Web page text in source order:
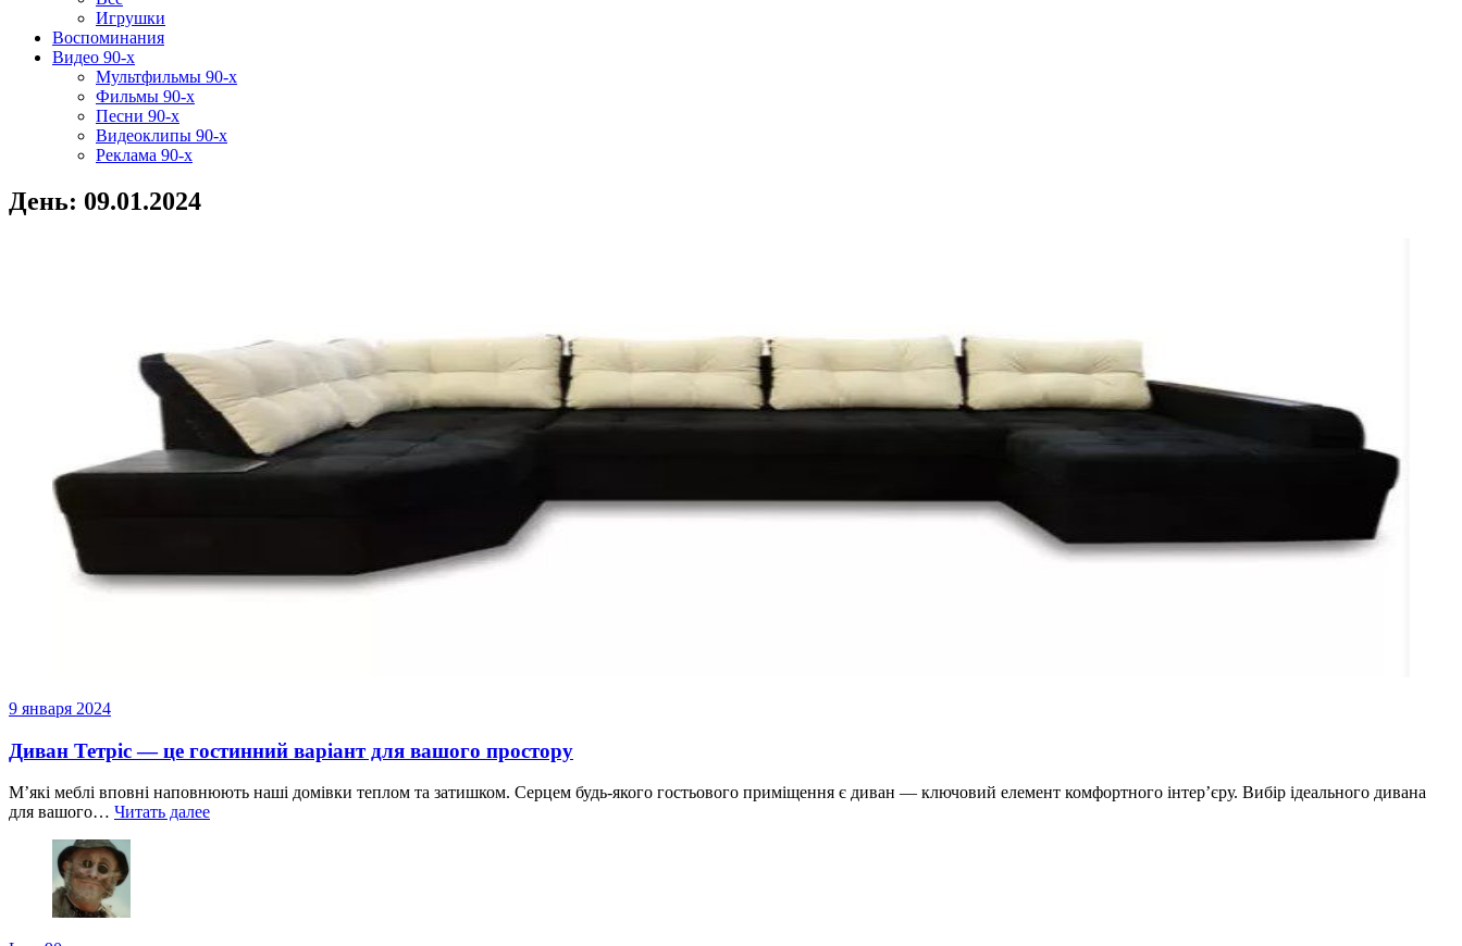
Игрушки
Воспоминания
Видео 90-х
Мультфильмы 90-х
Фильмы 90-х
Песни 90-х
Видеоклипы 90-х
Реклама 90-х
День: 09.01.2024
9 января 2024
Диван Тетріс — це гостинний варіант для вашого простору
М’які меблі вповні наповнюють наші домівки теплом та затишком. Серцем будь-якого гостьового приміщення є диван — ключовий елемент комфортного інтер’єру. Вибір ідеального дивана
для вашого… Читать далее